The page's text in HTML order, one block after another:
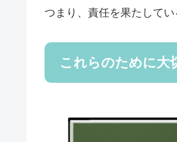
つまり、責任を果たしてい
これらのために大